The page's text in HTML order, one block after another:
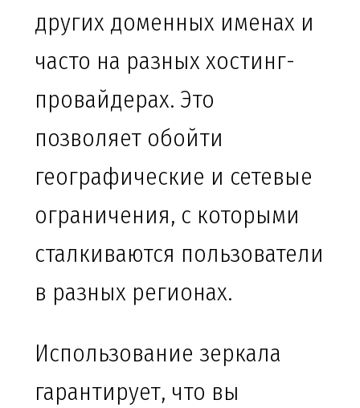
других доменных именах и
часто на разных хостинг-
провайдерах. Это
позволяет обойти
географические и сетевые
ограничения, с которыми
сталкиваются пользователи
в разных регионах.
Использование зеркала
гарантирует, что вы